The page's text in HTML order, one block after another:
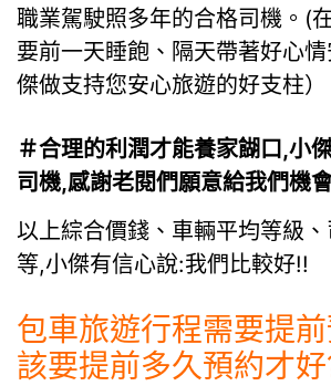
職業駕駛照多年的合格司機。(
要前一天睡飽、隔天帶著好心
傑做支持您安心旅遊的好支柱）
＃合理的利潤才能養家餬口,小
司機,感謝老閱們願意給我們機
以上綜合價錢、車輛平均等級
等,小傑有信心說:我們比較好!!
包車旅遊行程需要提
該要提前多久預約才好